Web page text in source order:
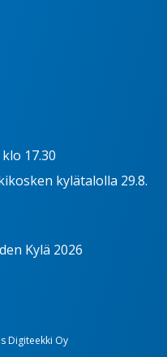
17.30
kylätalolla 29.8.
Kylä 2026
Digiteekki Oy